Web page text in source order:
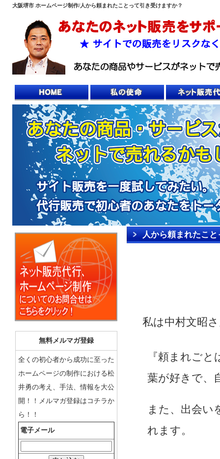
大阪堺市 ホームページ制作/人から頼まれたことって引き受けますか？
人から頼まれたこ
私は中村文昭
『頼まれご
葉が好きで、
また、出会い
れます。
無料メルマガ登録
全くの初心者から成功に至った
ホームページの制作における松
井勇の考え、手法、情報を大公
開！！メルマガ登録はコチラか
ら！！
電子メール